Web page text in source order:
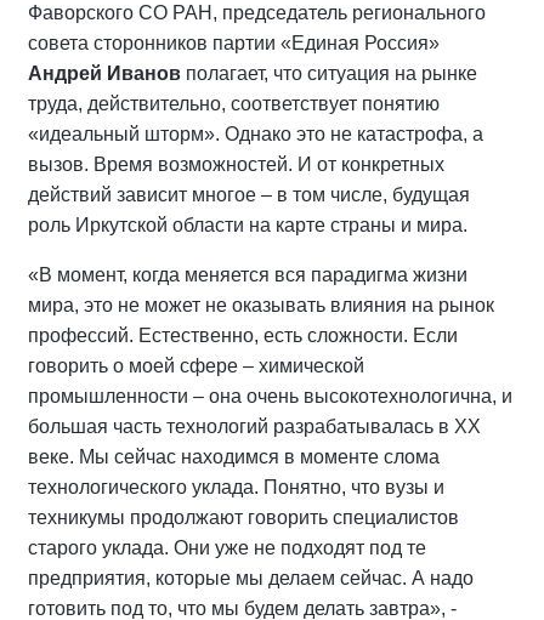
Фаворского СО РАН, председатель регионального
совета сторонников партии «Единая Россия»
Андрей Иванов полагает, что ситуация на рынке
труда, действительно, соответствует понятию
«идеальный шторм». Однако это не катастрофа, а
вызов. Время возможностей. И от конкретных
действий зависит многое – в том числе, будущая
роль Иркутской области на карте страны и мира.
«В момент, когда меняется вся парадигма жизни
мира, это не может не оказывать влияния на рынок
профессий. Естественно, есть сложности. Если
говорить о моей сфере – химической
промышленности – она очень высокотехнологична, и
большая часть технологий разрабатывалась в ХХ
веке. Мы сейчас находимся в моменте слома
технологического уклада. Понятно, что вузы и
техникумы продолжают говорить специалистов
старого уклада. Они уже не подходят под те
предприятия, которые мы делаем сейчас. А надо
готовить под то, что мы будем делать завтра», -